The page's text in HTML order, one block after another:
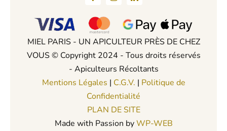
MIEL PARIS - UN APICULTEUR PRÈS DE CHEZ
VOUS © Copyright 2024 - Tous droits réservés
- Apiculteurs Récoltants
Mentions Légales | C.G.V. | Politique de
Confidentialité
PLAN DE SITE
Made with Passion byWP-WEB